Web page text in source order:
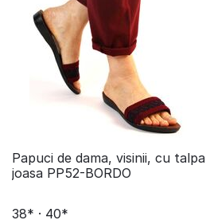
Papuci de dama, visinii, cu talpa
joasa PP52-BORDO
38* · 40*